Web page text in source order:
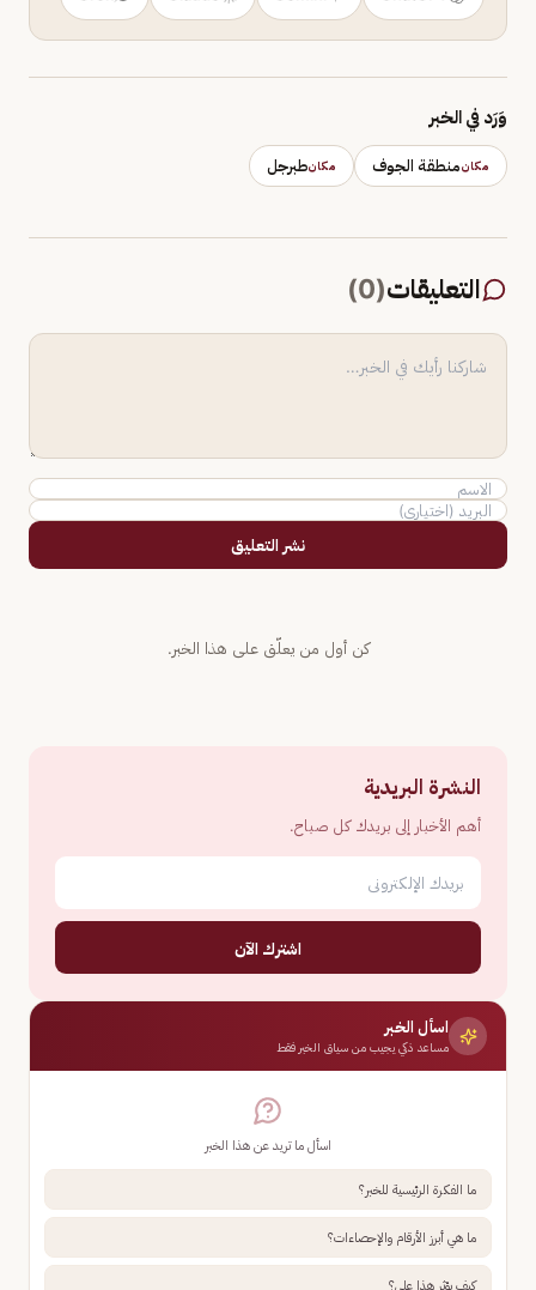
وَرَد في الخبر
مكانمنطقة الجوف مكانطبرجل
التعليقات(
0
)
نشر التعليق
كن أول من يعلّق على هذا الخبر.
النشرة البريدية
أهم الأخبار إلى بريدك كل صباح.
اشترك الآن
اسأل الخبر
مساعد ذكي يجيب من سياق الخبر فقط
اسأل ما تريد عن هذا الخبر
ما الفكرة الرئيسية للخبر؟
ما هي أبرز الأرقام والإحصاءات؟
كيف يؤثر هذا علي؟